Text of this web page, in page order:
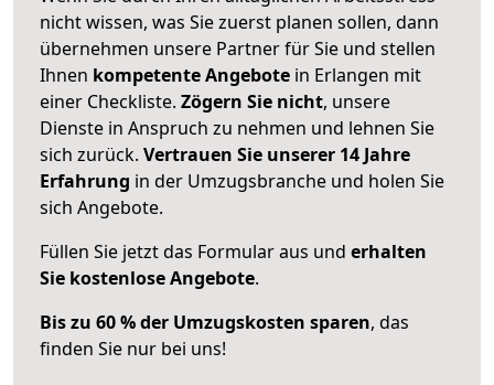
nicht wissen, was Sie zuerst planen sollen, dann
übernehmen unsere Partner für Sie und stellen
Ihnen kompetente Angebote in Erlangen mit
einer Checkliste. Zögern Sie nicht, unsere
Dienste in Anspruch zu nehmen und lehnen Sie
sich zurück. Vertrauen Sie unserer 14 Jahre
Erfahrung in der Umzugsbranche und holen Sie
sich Angebote.
Füllen Sie jetzt das Formular aus und erhalten
Sie kostenlose Angebote.
Bis zu 60 % der Umzugskosten sparen, das
finden Sie nur bei uns!